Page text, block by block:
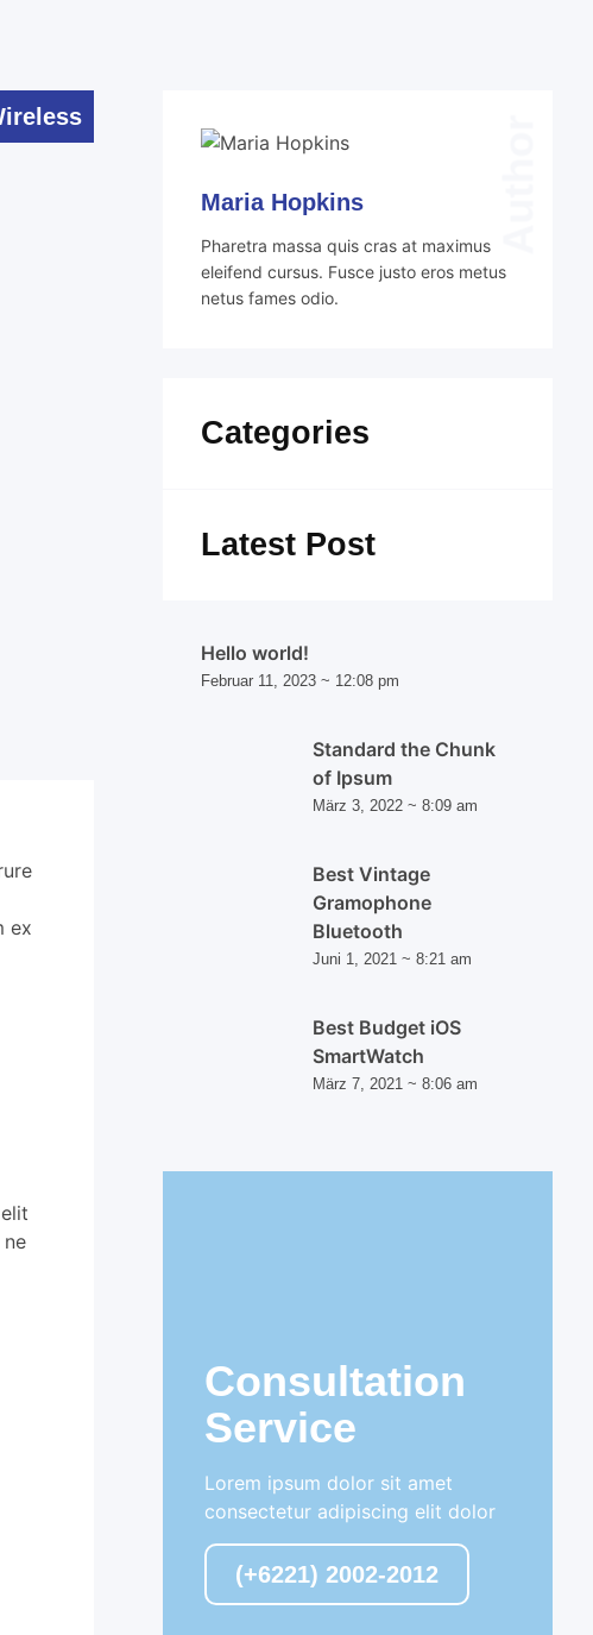
ex
Maria Hopkins
Pharetra massa quis cras at maximus
eleifend cursus. Fusce justo eros metus
netus fames odio.
Categories
Latest Post
Hello world!
Februar 11, 2023 12:08 pm
Standard the Chunk
of Ipsum
März 3, 2022 8:09 am
Best Vintage
Gramophone
Bluetooth
Juni 1, 2021 8:21 am
Best Budget iOS
SmartWatch
März 7, 2021 8:06 am
Consultation
Service
Lorem ipsum dolor sit amet
consectetur adipiscing elit dolor
(+6221) 2002-2012